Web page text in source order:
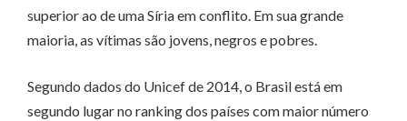
superior ao de uma Síria em conflito. Em sua grande
maioria, as vítimas são jovens, negros e pobres.
Segundo dados do Unicef de 2014, o Brasil está em
segundo lugar no ranking dos países com maior número